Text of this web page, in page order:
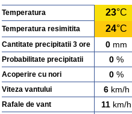
Temperatura 23°C
Temperatura resimitita 24°C
Cantitate precipitatii 3 ore 0 mm
Probabilitate precipitatii 0 %
Acoperire cu nori 0 %
Viteza vantului 6km/h
Rafale de vant 11 km/h